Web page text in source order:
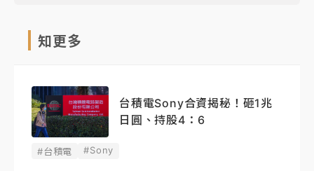
知更多
台積電Sony合資揭秘！砸1兆
日圓、持股4：6
#台積電 #Sony